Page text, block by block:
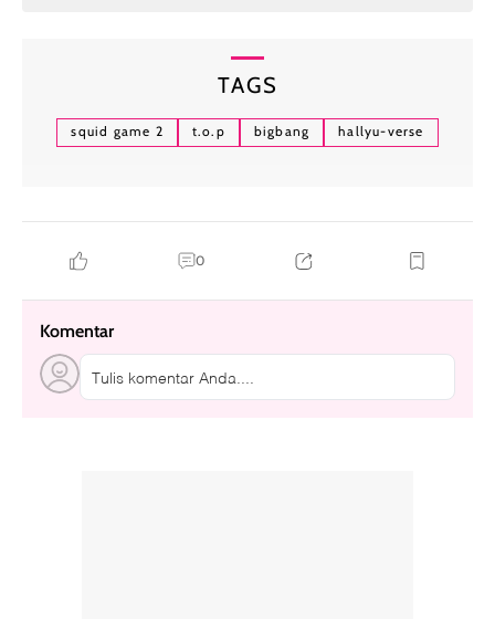
TAGS
squid game 2 t.o.p bigbang hallyu-verse
0
Komentar
Tulis komentar Anda....